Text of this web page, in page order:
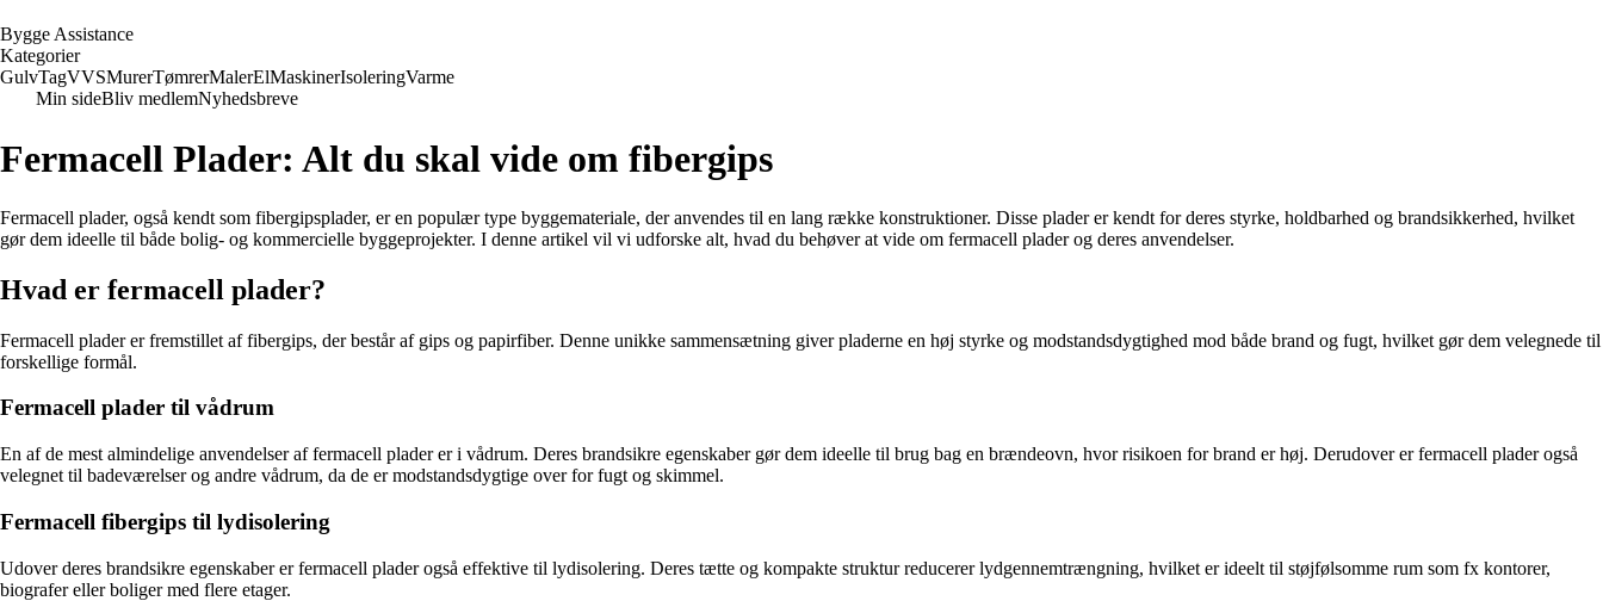
Bygge Assistance
Kategorier
GulvTagVVSMurerTømrerMalerElMaskinerIsoleringVarme
Min sideBliv medlemNyhedsbreve
Fermacell Plader: Alt du skal vide om fibergips
Fermacell plader, også kendt som fibergipsplader, er en populær type byggemateriale, der anvendes til en lang række konstruktioner. Disse plader er kendt for deres styrke, holdbarhed og brandsikkerhed, hvilket
gør dem ideelle til både bolig- og kommercielle byggeprojekter. I denne artikel vil vi udforske alt, hvad du behøver at vide om fermacell plader og deres anvendelser.
Hvad er fermacell plader?
Fermacell plader er fremstillet af fibergips, der består af gips og papirfiber. Denne unikke sammensætning giver pladerne en høj styrke og modstandsdygtighed mod både brand og fugt, hvilket gør dem velegnede til
forskellige formål.
Fermacell plader til vådrum
En af de mest almindelige anvendelser af fermacell plader er i vådrum. Deres brandsikre egenskaber gør dem ideelle til brug bag en brændeovn, hvor risikoen for brand er høj. Derudover er fermacell plader også
velegnet til badeværelser og andre vådrum, da de er modstandsdygtige over for fugt og skimmel.
Fermacell fibergips til lydisolering
Udover deres brandsikre egenskaber er fermacell plader også effektive til lydisolering. Deres tætte og kompakte struktur reducerer lydgennemtrængning, hvilket er ideelt til støjfølsomme rum som fx kontorer,
biografer eller boliger med flere etager.